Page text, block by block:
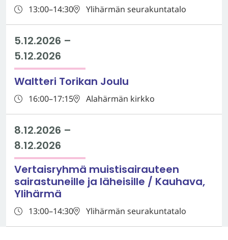
13:00–14:30 Ylihärmän seurakuntatalo
5.12.2026 –
5.12.2026
Waltteri Torikan Joulu
16:00–17:15 Alahärmän kirkko
8.12.2026 –
8.12.2026
Vertaisryhmä muistisairauteen
sairastuneille ja läheisille / Kauhava,
Ylihärmä
13:00–14:30 Ylihärmän seurakuntatalo